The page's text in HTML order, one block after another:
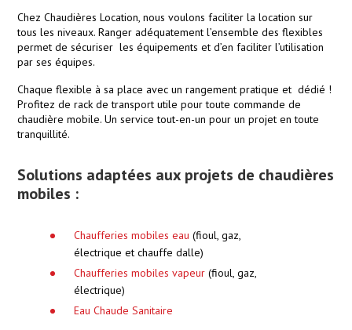
Chez Chaudières Location, nous voulons faciliter la location sur
tous les niveaux. Ranger adéquatement l’ensemble des flexibles
permet de sécuriser les équipements et d’en faciliter l’utilisation
par ses équipes.
Chaque flexible à sa place avec un rangement pratique et dédié !
Profitez de rack de transport utile pour toute commande de
chaudière mobile. Un service tout-en-un pour un projet en toute
tranquillité.
Solutions adaptées aux projets de chaudières
mobiles :
Chaufferies mobiles eau (fioul, gaz,
électrique et chauffe dalle)
Chaufferies mobiles vapeur (fioul, gaz,
électrique)
Eau Chaude Sanitaire